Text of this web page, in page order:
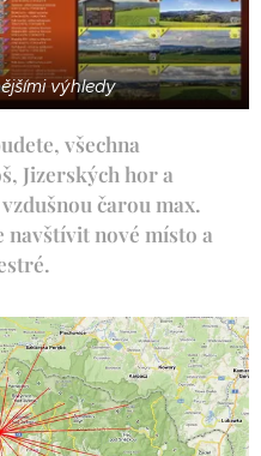
výhledy
všechna
Jizerských hor a
čarou max.
navštívit nové místo a